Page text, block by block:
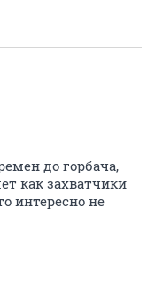
до горбача,
как захватчики
интересно не